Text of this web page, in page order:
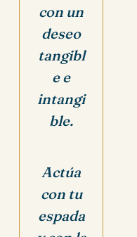
con un
deseo
tangibl
e e
intangi
ble.
Actúa
con tu
espada